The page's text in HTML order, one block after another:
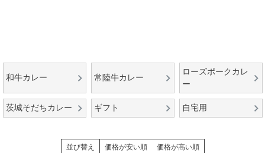
和牛カレー 常陸牛カレー
ローズポークカレ
ー
茨城そだちカレー ギフト 自宅用
並び替え 価格が安い順 価格が高い順